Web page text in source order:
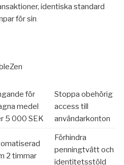
identiska standard
för sin
för
medel
5 000 SEK
Stoppa obehörig
access till
användarkonton
2 timmar
Förhindra
penningtvätt och
identitetsstöld